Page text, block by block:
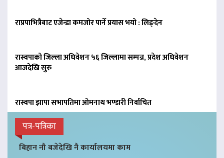
राप्रपाभित्रैबाट एजेन्डा कमजोर पार्ने प्रयास भयो : लिङ्देन
रास्वपाको जिल्ला अधिवेशन ५६ जिल्लामा सम्पन्न, प्रदेश अधिवेशन
आजदेखि सुरु
रास्वपा झापा सभापतिमा ओमनाथ भण्डारी निर्वाचित
पत्र-पत्रिका
बिहान नौ बजेदेखि नै कार्यालयमा काम